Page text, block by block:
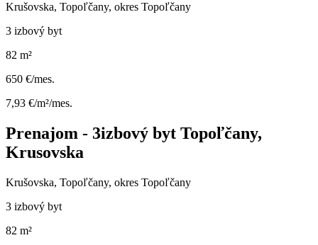
Krušovska, Topoľčany, okres Topoľčany
3 izbový byt
82 m²
650 €/mes.
7,93 €/m²/mes.
Prenajom - 3izbový byt Topoľčany,
Krusovska
Krušovska, Topoľčany, okres Topoľčany
3 izbový byt
82 m²